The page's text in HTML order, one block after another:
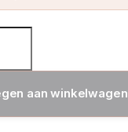
aan winkelwagen